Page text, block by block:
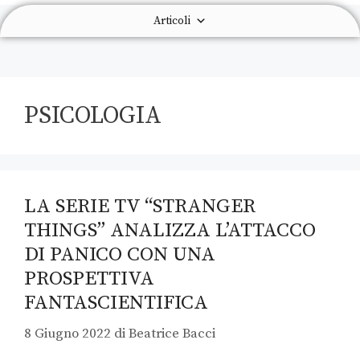
Articoli
PSICOLOGIA
LA SERIE TV “STRANGER
THINGS” ANALIZZA L’ATTACCO
DI PANICO CON UNA
PROSPETTIVA
FANTASCIENTIFICA
8 Giugno 2022 diBeatrice Bacci